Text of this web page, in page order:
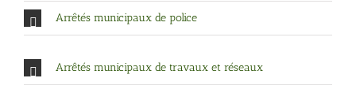
Arrêtés municipaux de police
Arrêtés municipaux de travaux et réseaux